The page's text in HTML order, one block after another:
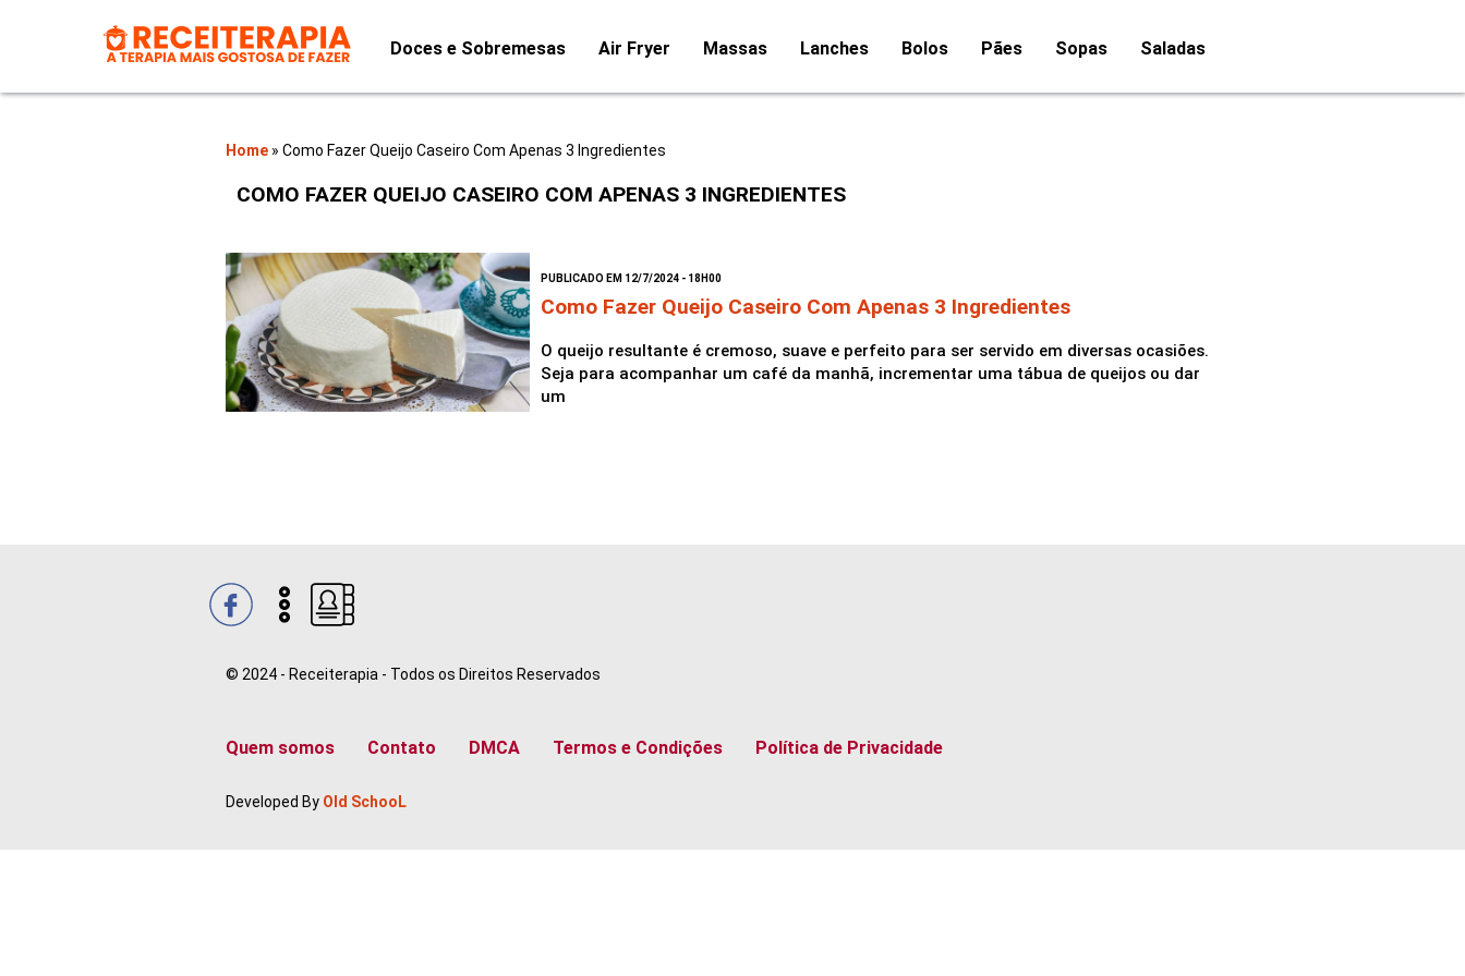
Doces e Sobremesas Air Fryer Massas Lanches Bolos Pães Sopas Saladas
Home » Como Fazer Queijo Caseiro Com Apenas 3 Ingredientes
COMO FAZER QUEIJO CASEIRO COM APENAS 3 INGREDIENTES
PUBLICADO EM 12/7/2024 - 18H00
Como Fazer Queijo Caseiro Com Apenas 3 Ingredientes
O queijo resultante é cremoso, suave e perfeito para ser servido em diversas ocasiões.
Seja para acompanhar um café da manhã, incrementar uma tábua de queijos ou dar
um
© 2024 - Receiterapia - Todos os Direitos Reservados
Quem somos Contato DMCA Termos e Condições Política de Privacidade
Developed By Old SchooL